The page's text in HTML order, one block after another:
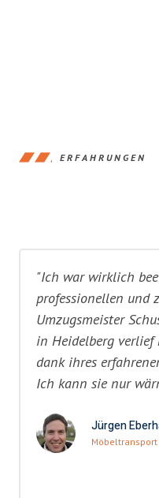
ERFAHRUNGEN
"Ich war wirklich
professionellen und
Umzugsmeister
in Heidelberg verlief
dank ihres
Ich kann sie nur
Jürgen